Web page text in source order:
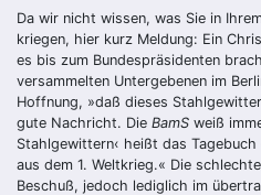
Da wir nicht wissen, was Sie in
kriegen, hier kurz Meldung: Ein
es bis zum Bundespräsidenten
versammelten Untergebenen im
Hoffnung, »daß dieses
gute Nachricht. Die BamS weiß
Stahlgewittern‹ heißt das
aus dem 1. Weltkrieg.« Die
Beschuß, jedoch lediglich im